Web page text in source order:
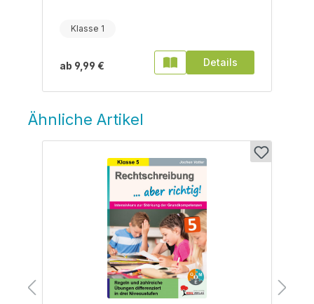
Klasse 1
ab 9,99 € Details
Ähnliche Artikel